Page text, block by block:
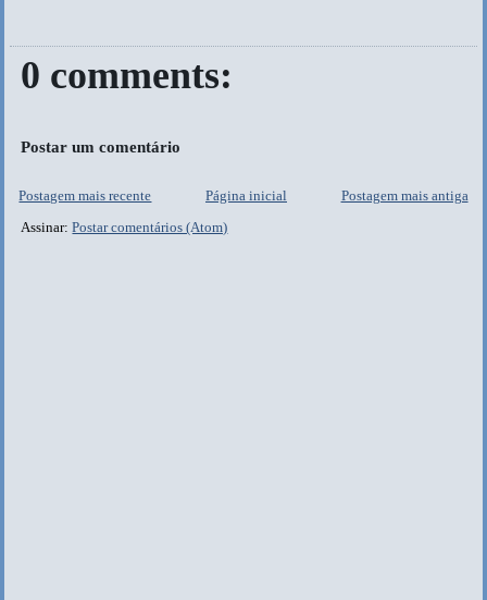
0 comments:
Postar um comentário
Postagem mais recente Postagem mais antiga
Página inicial
Assinar:Postar comentários (Atom)